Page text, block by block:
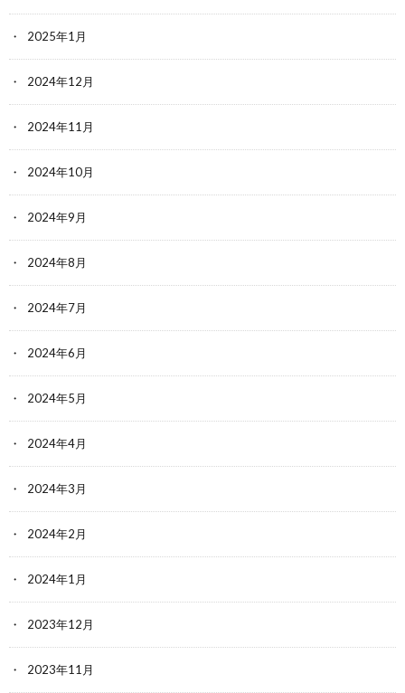
2025年1月
2024年12月
2024年11月
2024年10月
2024年9月
2024年8月
2024年7月
2024年6月
2024年5月
2024年4月
2024年3月
2024年2月
2024年1月
2023年12月
2023年11月